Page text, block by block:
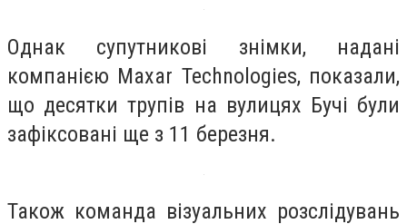
Однак супутникові знімки, надані
компанією Maxar Technologies, показали,
що десятки трупів на вулицях Бучі були
зафіксовані ще з 11 березня.
Також команда візуальних розслідувань